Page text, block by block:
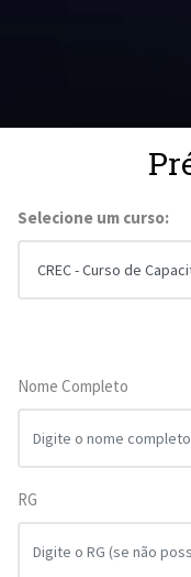
Selecione um curso:
Nome Completo
RG